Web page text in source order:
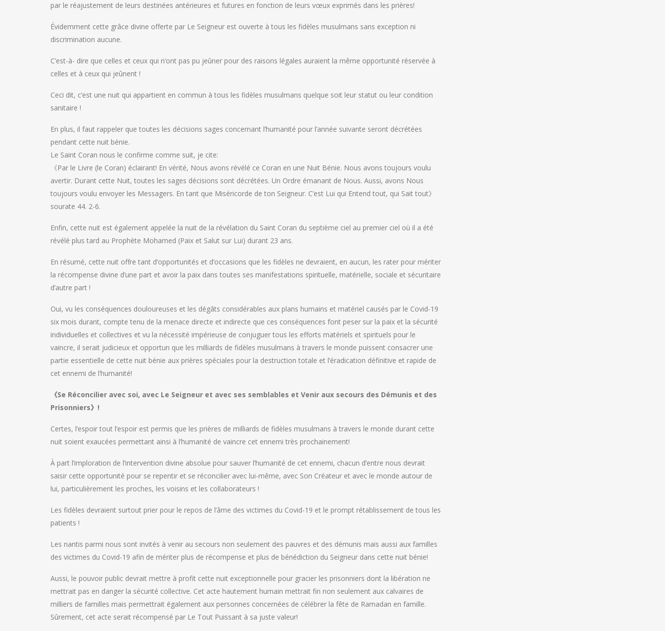
par le réajustement de leurs destinées antérieures et futures en fonction de leurs vœux exprimés dans les prières!
Évidemment cette grâce divine offerte par Le Seigneur est ouverte à tous les fidèles musulmans sans exception ni
discrimination aucune.
C’est-à- dire que celles et ceux qui n’ont pas pu jeûner pour des raisons légales auraient la même opportunité réservée à
celles et à ceux qui jeûnent !
Ceci dit, c’est une nuit qui appartient en commun à tous les fidèles musulmans quelque soit leur statut ou leur condition
sanitaire !
En plus, il faut rappeler que toutes les décisions sages concernant l’humanité pour l’année suivante seront décrétées
pendant cette nuit bénie.
Le Saint Coran nous le confirme comme suit, je cite:
《Par le Livre (le Coran) éclairant! En vérité, Nous avons révélé ce Coran en une Nuit Bénie. Nous avons toujours voulu
avertir. Durant cette Nuit, toutes les sages décisions sont décrétées. Un Ordre émanant de Nous. Aussi, avons Nous
toujours voulu envoyer les Messagers. En tant que Miséricorde de ton Seigneur. C’est Lui qui Entend tout, qui Sait tout》
sourate 44. 2-6.
Enfin, cette nuit est également appelée la nuit de la révélation du Saint Coran du septième ciel au premier ciel où il a été
révélé plus tard au Prophète Mohamed (Paix et Salut sur Lui) durant 23 ans.
En résumé, cette nuit offre tant d’opportunités et d’occasions que les fidèles ne devraient, en aucun, les rater pour mériter
la récompense divine d’une part et avoir la paix dans toutes ses manifestations spirituelle, matérielle, sociale et sécuritaire
d’autre part !
Oui, vu les conséquences douloureuses et les dégâts considérables aux plans humains et matériel causés par le Covid-19
six mois durant, compte tenu de la menace directe et indirecte que ces conséquences font peser sur la paix et la sécurité
individuelles et collectives et vu la nécessité impérieuse de conjuguer tous les efforts matériels et spirituels pour le
vaincre, il serait judicieux et opportun que les milliards de fidèles musulmans à travers le monde puissent consacrer une
partie essentielle de cette nuit bénie aux prières spéciales pour la destruction totale et l’éradication définitive et rapide de
cet ennemi de l’humanité!
《Se Réconcilier avec soi, avec Le Seigneur et avec ses semblables et Venir aux secours des Démunis et des
Prisonniers》!
Certes, l’espoir tout l’espoir est permis que les prières de milliards de fidèles musulmans à travers le monde durant cette
nuit soient exaucées permettant ainsi à l’humanité de vaincre cet ennemi très prochainement!
À part l’imploration de l’intervention divine absolue pour sauver l’humanité de cet ennemi, chacun d’entre nous devrait
saisir cette opportunité pour se repentir et se réconcilier avec lui-même, avec Son Créateur et avec le monde autour de
lui, particulièrement les proches, les voisins et les collaborateurs !
Les fidèles devraient surtout prier pour le repos de l’âme des victimes du Covid-19 et le prompt rétablissement de tous les
patients !
Les nantis parmi nous sont invités à venir au secours non seulement des pauvres et des démunis mais aussi aux familles
des victimes du Covid-19 afin de mériter plus de récompense et plus de bénédiction du Seigneur dans cette nuit bénie!
Aussi, le pouvoir public devrait mettre à profit cette nuit exceptionnelle pour gracier les prisonniers dont la libération ne
mettrait pas en danger la sécurité collective. Cet acte hautement humain mettrait fin non seulement aux calvaires de
milliers de familles mais permettrait également aux personnes concernées de célébrer la fête de Ramadan en famille.
Sûrement, cet acte serait récompensé par Le Tout Puissant à sa juste valeur!